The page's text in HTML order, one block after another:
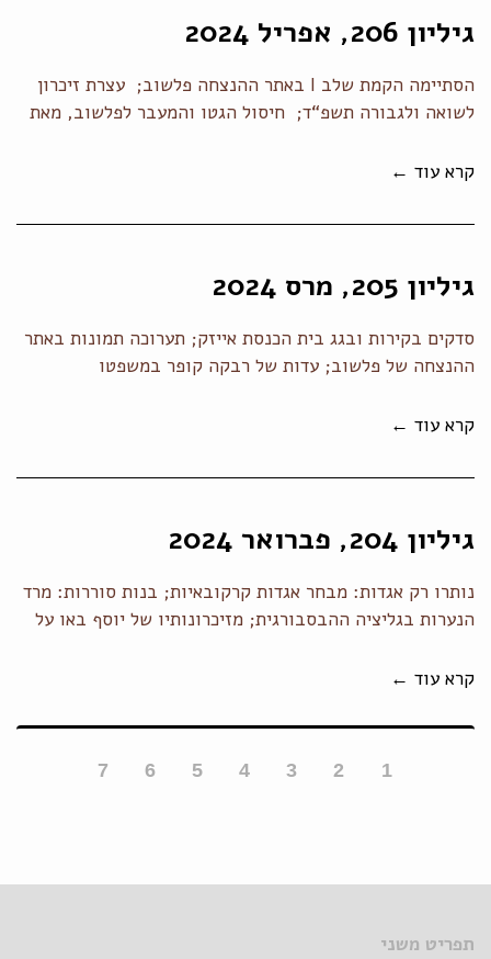
גיליון 206, אפריל 2024
הסתיימה הקמת שלב I באתר ההנצחה פלשוב; עצרת זיכרון
לשואה ולגבורה תשפ“ד; חיסול הגטו והמעבר לפלשוב, מאת
קרא עוד ←
גיליון 205, מרס 2024
סדקים בקירות ובגג בית הכנסת אייזק; תערוכה תמונות באתר
ההנצחה של פלשוב; עדות של רבקה קופר במשפטו
קרא עוד ←
גיליון 204, פברואר 2024
נותרו רק אגדות: מבחר אגדות קרקובאיות; בנות סוררות: מרד
הנערות בגליציה ההבסבורגית; מזיכרונותיו של יוסף באו על
קרא עוד ←
1
2
3
4
5
6
7
תפריט משני